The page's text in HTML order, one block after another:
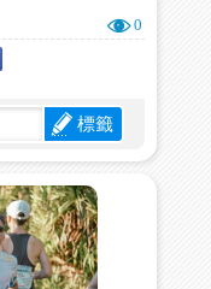
0
標籤